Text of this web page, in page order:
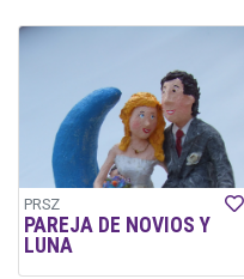
PRSZ
PAREJA DE NOVIOS Y
LUNA